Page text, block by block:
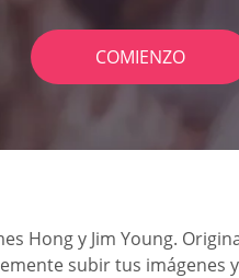
COMIENZO
Hong y Jim Young.
subir tus